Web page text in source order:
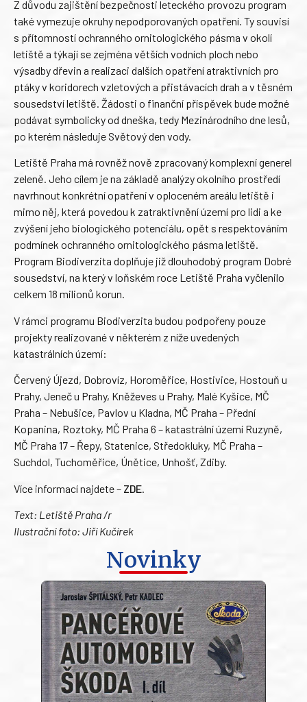
Z důvodu zajištění bezpečnosti leteckého provozu program
také vymezuje okruhy nepodporovaných opatření. Ty souvisí
s přítomností ochranného ornitologického pásma v okolí
letiště a týkají se zejména větších vodních ploch nebo
výsadby dřevin a realizaci dalších opatření atraktivních pro
ptáky v koridorech vzletových a přistávacích drah a v těsném
sousedství letiště. Žádosti o finanční příspěvek bude možné
podávat symbolicky od dneška, tedy Mezinárodního dne lesů,
po kterém následuje Světový den vody.
Letiště Praha má rovněž nově zpracovaný komplexní generel
zeleně. Jeho cílem je na základě analýzy okolního prostředí
navrhnout konkrétní opatření v oploceném areálu letiště i
mimo něj, která povedou k zatraktivnění území pro lidi a ke
zvýšení jeho biologického potenciálu, opět s respektováním
podmínek ochranného ornitologického pásma letiště.
Program Biodiverzita doplňuje již dlouhodobý program Dobré
sousedství, na který v loňském roce Letiště Praha vyčlenilo
celkem 18 milionů korun.
V rámci programu Biodiverzita budou podpořeny pouze
projekty realizované v některém z níže uvedených
katastrálních území:
Červený Újezd, Dobrovíz, Horoměřice, Hostivice, Hostouň u
Prahy, Jeneč u Prahy, Kněževes u Prahy, Malé Kyšice, MČ
Praha – Nebušice, Pavlov u Kladna, MČ Praha – Přední
Kopanina, Roztoky, MČ Praha 6 – katastrální území Ruzyně,
MČ Praha 17 – Řepy, Statenice, Středokluky, MČ Praha –
Suchdol, Tuchoměřice, Únětice, Unhošť, Zdiby.
Více informací najdete – ZDE
Text: Letiště Praha /r
Ilustrační foto: Jiří Kučírek
Novinky